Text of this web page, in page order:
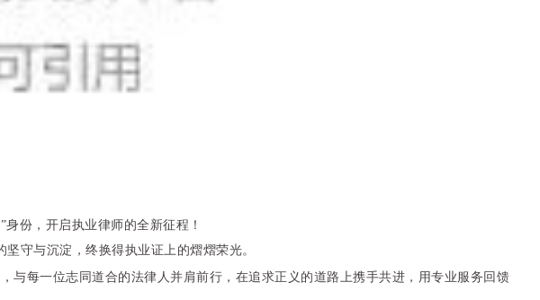
份，开启执业律师的全新征程！
守与沉淀，终换得执业证上的熠熠荣光。
每一位志同道合的法律人并肩前行，在追求正义的道路上携手共进，用专业服务回馈